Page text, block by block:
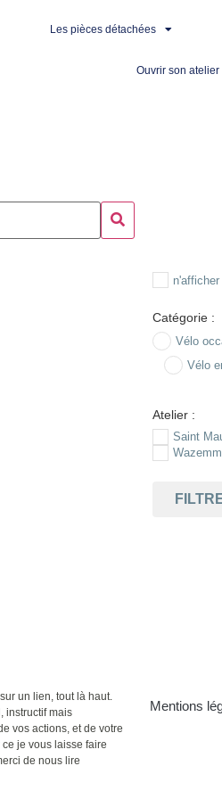
Les pièces détachées
Ouvrir son atelier
Catégorie :
Vélo
Vélo
Atelier :
Saint
un lien, tout là haut.
instructif mais
vos actions, et de votre
je vous laisse faire
de nous lire
Mentions